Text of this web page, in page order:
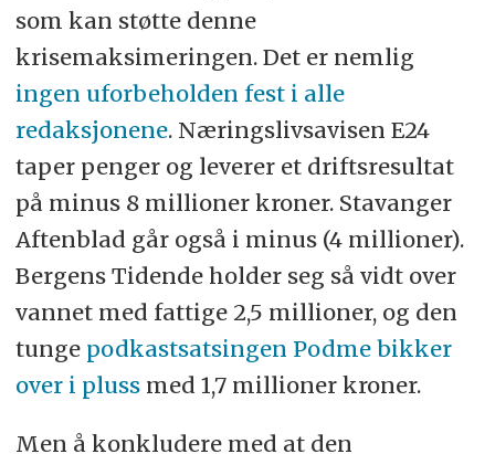
som kan støtte denne
krisemaksimeringen. Det er nemlig
ingen uforbeholden fest i alle
redaksjonene. Næringslivsavisen E24
taper penger og leverer et driftsresultat
på minus 8 millioner kroner. Stavanger
Aftenblad går også i minus (4 millioner).
Bergens Tidende holder seg så vidt over
vannet med fattige 2,5 millioner, og den
tunge podkastsatsingen Podme bikker
over i plussmed 1,7 millioner kroner.
Men å konkludere med at den